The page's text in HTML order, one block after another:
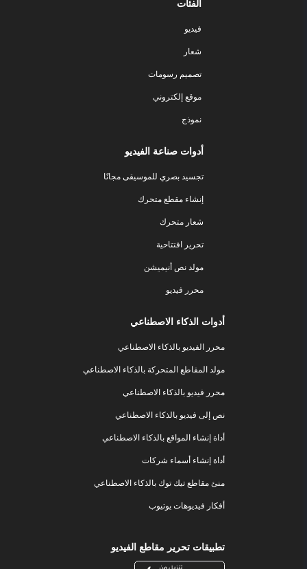
الفئات
فيديو
شعار
تصميم رسومات
موقع إلكتروني
نموذج
أدوات صناعة الفيديو
تجسيد بصري للموسيقى مجانًا
إنشاء مقطع متحرك
شعار متحرك
تحرير افتتاحية
مولد نص أنيميشن
محرر فيديو
أدوات الذكاء الاصطناعي
محرر الفيديو بالذكاء الاصطناعي
مولد المقاطع المتحركة بالذكاء الاصطناعي
محرر فيديو بالذكاء الاصطناعي
نص إلى فيديو بالذكاء الاصطناعي
أداة إنشاء المواقع بالذكاء الاصطناعي
أداة إنشاء أسماء شركات
منئ مقاطع تيك توك بالذكاء الاصطناعي
أفكار فيديوهات يوتيوب
تطبيقات تحرير مقاطع الفيديو